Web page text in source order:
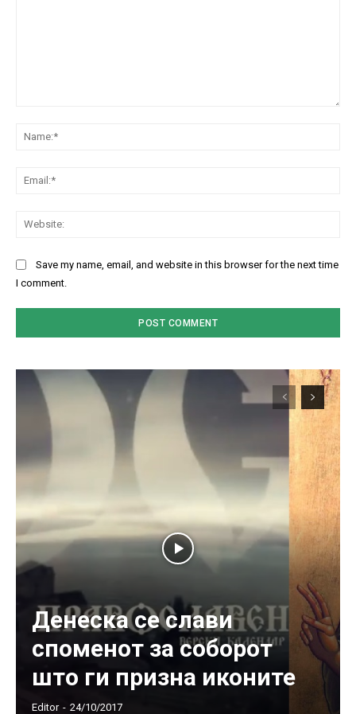
Save my name, email, and website in this browser for the next time
I comment.
Денеска се слави
споменот за соборот
што ги призна иконите
Editor - 24/10/2017